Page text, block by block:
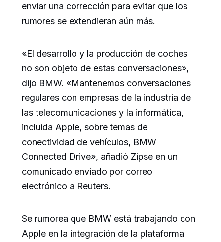
enviar una corrección para evitar que los
rumores se extendieran aún más.
«El desarrollo y la producción de coches
no son objeto de estas conversaciones»,
dijo BMW. «Mantenemos conversaciones
regulares con empresas de la industria de
las telecomunicaciones y la informática,
incluida Apple, sobre temas de
conectividad de vehículos, BMW
Connected Drive», añadió Zipse en un
comunicado enviado por correo
electrónico a Reuters.
Se rumorea que BMW está trabajando con
Apple en la integración de la plataforma